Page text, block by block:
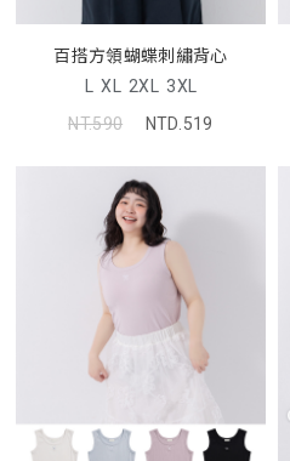
百搭方領蝴蝶刺繡背心
L XL 2XL 3XL
NT.590
NTD.519